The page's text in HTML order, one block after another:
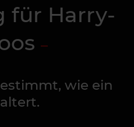
für Harry-
wie ein